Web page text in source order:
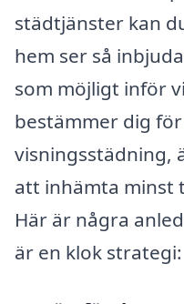
städtjänster kan
hem ser så
som möjligt inför
bestämmer dig
visningsstädning,
att inhämta minst
Här är några
är en klok strategi: